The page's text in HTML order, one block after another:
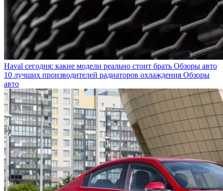
Haval сегодня: какие модели реально стоит брать Обзоры авто
10 лучших производителей радиаторов охлаждения Обзоры
авто